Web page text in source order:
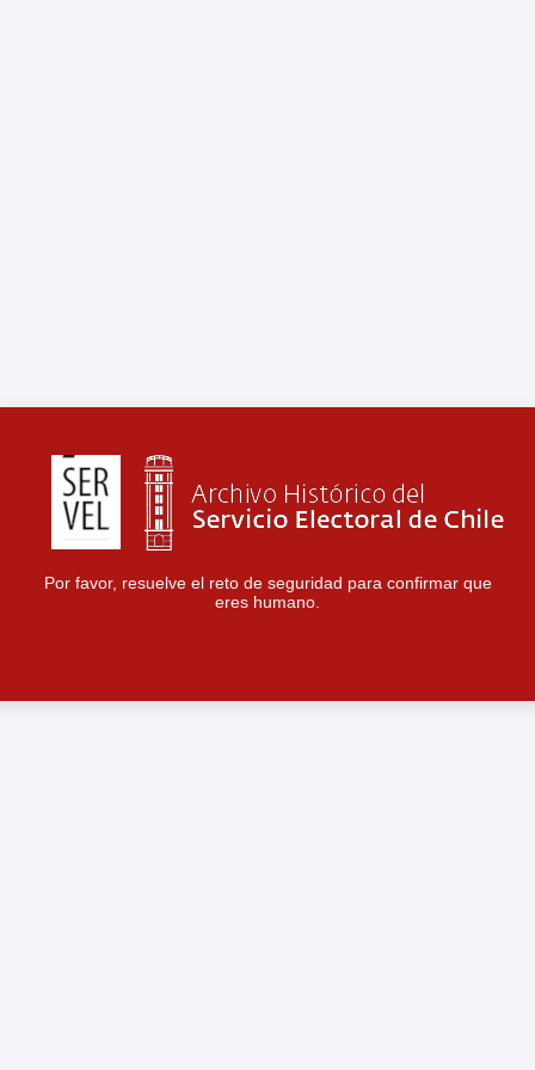
Por favor, resuelve el reto de seguridad para confirmar que
eres humano.